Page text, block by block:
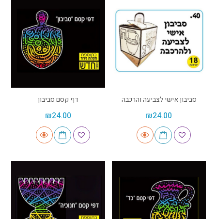
סביבון אישי לצביעה והרכבה
₪24.00
דף קסם סביבון
₪24.00